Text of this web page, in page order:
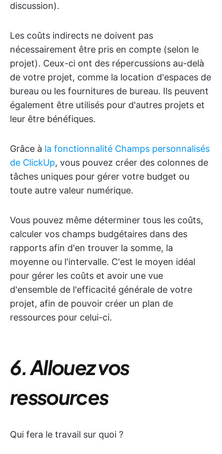
discussion).
Les coûts indirects ne doivent pas
nécessairement être pris en compte (selon le
projet). Ceux-ci ont des répercussions au-delà
de votre projet, comme la location d'espaces de
bureau ou les fournitures de bureau. Ils peuvent
également être utilisés pour d'autres projets et
leur être bénéfiques.
Grâce à la fonctionnalité Champs personnalisés
de ClickUp, vous pouvez créer des colonnes de
tâches uniques pour gérer votre budget ou
toute autre valeur numérique.
Vous pouvez même déterminer tous les coûts,
calculer vos champs budgétaires dans des
rapports afin d'en trouver la somme, la
moyenne ou l'intervalle. C'est le moyen idéal
pour gérer les coûts et avoir une vue
d'ensemble de l'efficacité générale de votre
projet, afin de pouvoir créer un plan de
ressources pour celui-ci.
6. Allouez vos
ressources
Qui fera le travail sur quoi ?